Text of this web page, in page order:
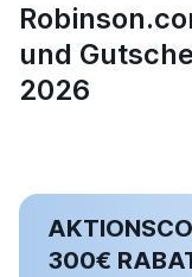
und
2026
300€